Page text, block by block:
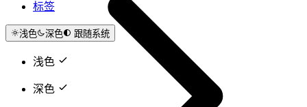
标签
浅色 深色 跟随系统
浅色
深色